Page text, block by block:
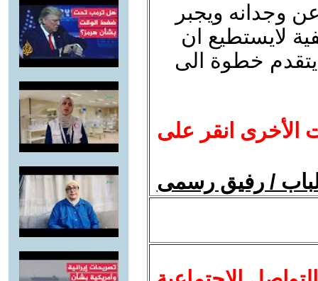
وجدانه ويجبر
لايستطيع ان
يتقدم خطوة الى
الأخرى انقر على
الباب / رفيق رسمى